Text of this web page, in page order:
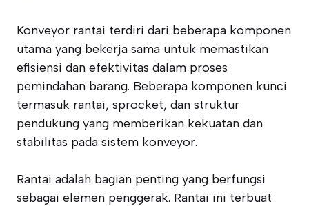
Konveyor rantai terdiri dari beberapa komponen
utama yang bekerja sama untuk memastikan
efisiensi dan efektivitas dalam proses
pemindahan barang. Beberapa komponen kunci
termasuk rantai, sprocket, dan struktur
pendukung yang memberikan kekuatan dan
stabilitas pada sistem konveyor.
Rantai adalah bagian penting yang berfungsi
sebagai elemen penggerak. Rantai ini terbuat